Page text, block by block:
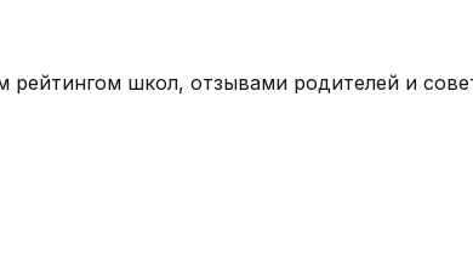
школ, отзывами родителей и